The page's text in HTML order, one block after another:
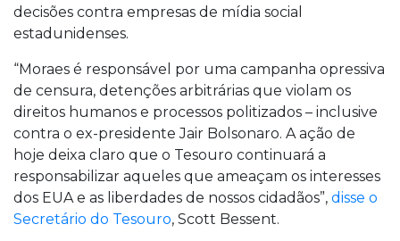
decisões contra empresas de mídia social
estadunidenses.
“Moraes é responsável por uma campanha opressiva
de censura, detenções arbitrárias que violam os
direitos humanos e processos politizados – inclusive
contra o ex-presidente Jair Bolsonaro. A ação de
hoje deixa claro que o Tesouro continuará a
responsabilizar aqueles que ameaçam os interesses
dos EUA e as liberdades de nossos cidadãos”, disse o
Secretário do Tesouro, Scott Bessent.